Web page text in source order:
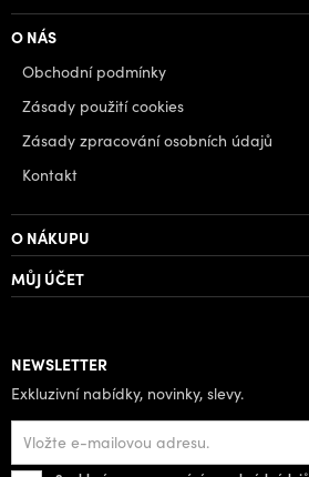
O NÁS
Obchodní podmínky
Zásady použití cookies
Zásady zpracování osobních údajů
Kontakt
O NÁKUPU
MŮJ ÚČET
NEWSLETTER
Exkluzivní nabídky, novinky, slevy.